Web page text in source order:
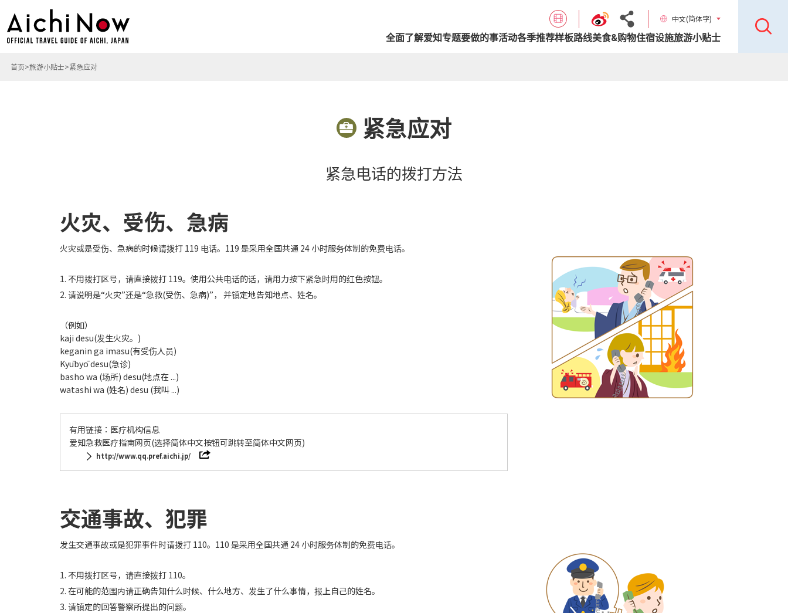
中文(简体字)
全面了解爱知专题要做的事活动各季推荐样板路线美食&购物住宿设施旅游小贴士
首页 旅游小贴士 紧急应对
紧急应对
紧急电话的拨打方法
火灾、受伤、急病
火灾或是受伤、急病的时候请拨打 119 电话。119 是采用全国共通 24 小时服务体制的免费电话。
1. 不用拨打区号，请直接拨打 119。使用公共电话的话，请用力按下紧急时用的红色按钮。
2. 请说明是“火灾”还是“急救(受伤、急病)”， 并镇定地告知地点、姓名。
（例如）
kaji desu(发生火灾。)
keganin ga imasu(有受伤人员)
Kyūbyō desu(急诊)
basho wa (场所) desu(地点在 ...)
watashi wa (姓名) desu (我叫 ...)
有用链接：医疗机构信息
爱知急救医疗指南网页(选择简体中文按钮可跳转至简体中文网页)
http://www.qq.pref.aichi.jp/
交通事故、犯罪
发生交通事故或是犯罪事件时请拨打 110。110 是采用全国共通 24 小时服务体制的免费电话。
1. 不用拨打区号，请直接拨打 110。
2. 在可能的范围内请正确告知什么时候、什么地方、发生了什么事情，报上自己的姓名。
3. 请镇定的回答警察所提出的问题。